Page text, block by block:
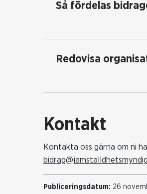
Så fördelas
Redovisa
Kontakt
Kontakta oss gärna om ni
Publiceringsdatum: 26